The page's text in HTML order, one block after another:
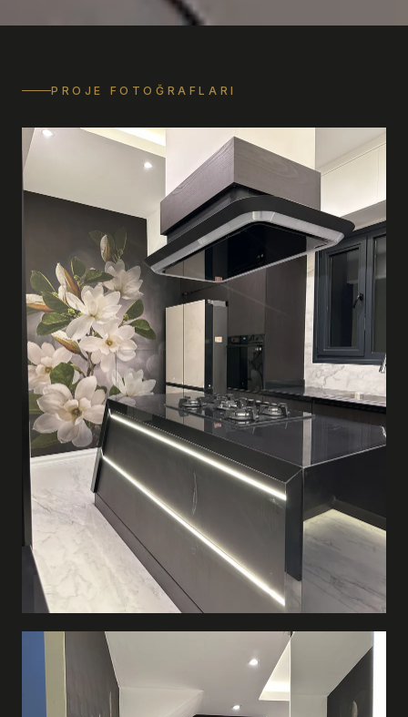
PROJE FOTOĞRAFLARI